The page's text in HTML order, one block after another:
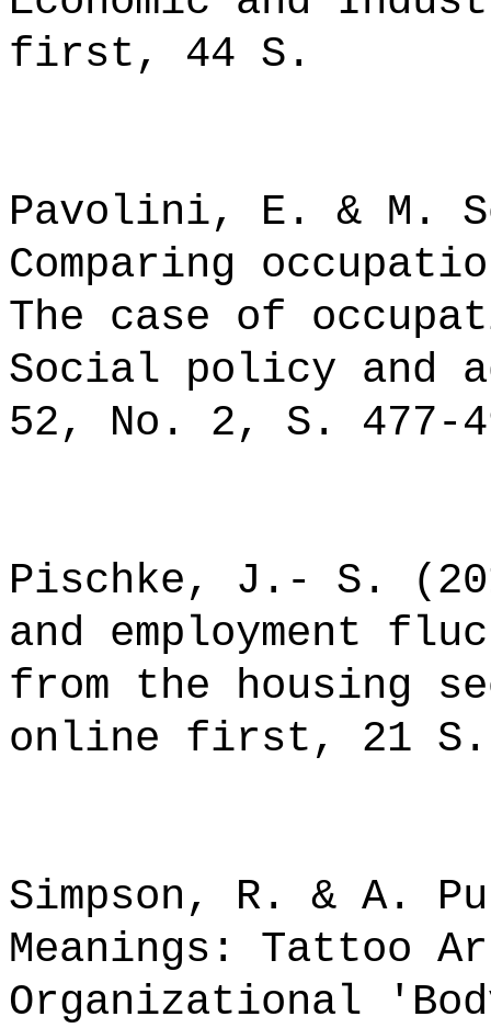
first, 44 S.
Pavolini, E. & M.
Comparing
The case of
Social policy and
52, No. 2, S. 477-
Pischke, J.- S.
and employment
from the housing
online first, 21 S.
Simpson, R. & A.
Meanings: Tattoo
Organizational